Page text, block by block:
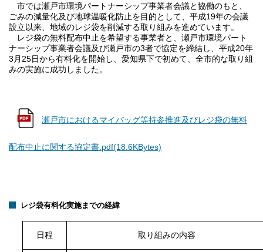
市では瀬戸市環境パートナーシップ事業者会議と協働のもと、
ごみの減量化及び地球温暖化防止を目的として、平成19年の会議
設立以来、地域のレジ袋を削減する取り組みを進めています。
レジ袋の無料配布中止を希望する事業者と、瀬戸市環境パート
ナーシップ事業者会議及び瀬戸市の3者で協定を締結し、平成20年
3月25日から有料化を開始し、愛知県下で初めて、全市的な取り組
みの実施に成功しました。
瀬戸市におけるマイバッグ等持参推進及びレジ袋の無料
配布中止に関する協定書.pdf(18.6KBytes)
レジ袋有料化実施までの経緯
日程 取り組みの内容